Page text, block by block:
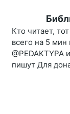
Кто читает,
всего на 5
пишут Для